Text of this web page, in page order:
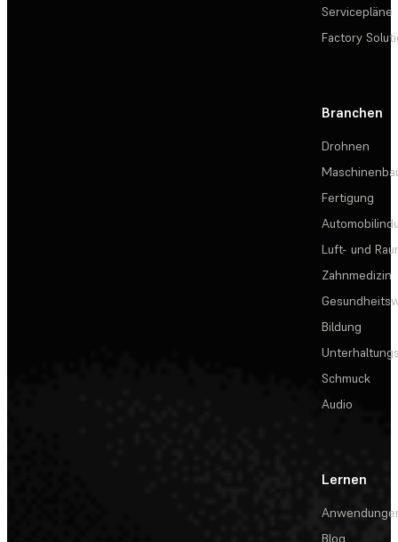
Servicepläne
Factory
Branchen
Drohnen
Fertigung
Luft- und
Zahnmedizin
Bildung
Schmuck
Audio
Lernen
Blog